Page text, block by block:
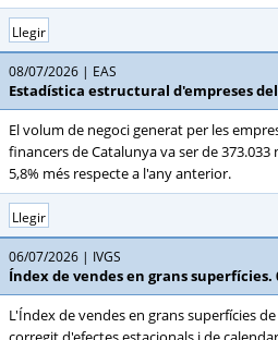
Llegir
08/07/2026 EAS
Estadística estructural d'empreses
El volum de negoci generat per les
financers de Catalunya va ser de
5,8% més respecte a l'any anterior.
Llegir
06/07/2026 IVGS
Índex de vendes en grans superfícies.
L'Índex de vendes en grans superfícies